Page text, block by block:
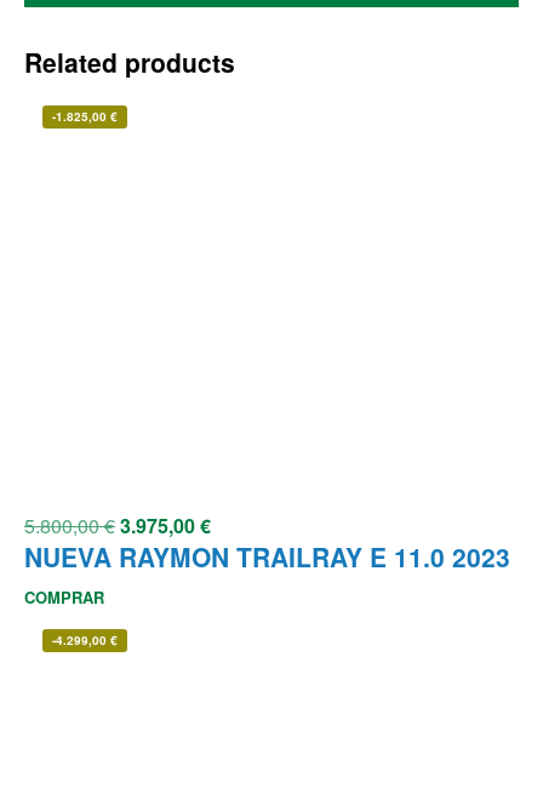
Related products
-1.825,00 €
5.800,00€3.975,00€
NUEVA RAYMON TRAILRAY E 11.0 2023
COMPRAR
-4.299,00 €